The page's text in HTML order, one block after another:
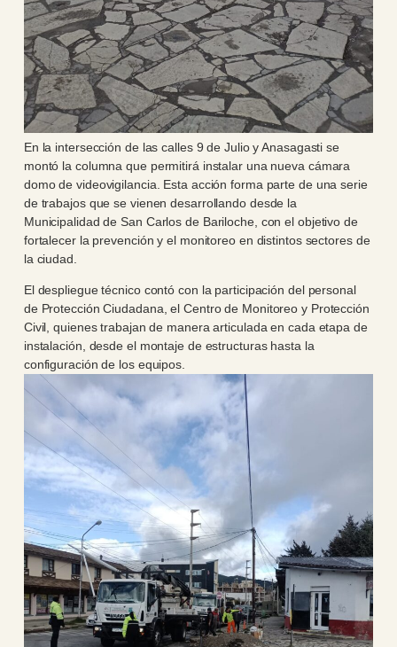
En la intersección de las calles 9 de Julio y Anasagasti se
montó la columna que permitirá instalar una nueva cámara
domo de videovigilancia. Esta acción forma parte de una serie
de trabajos que se vienen desarrollando desde la
Municipalidad de San Carlos de Bariloche, con el objetivo de
fortalecer la prevención y el monitoreo en distintos sectores de
la ciudad.
El despliegue técnico contó con la participación del personal
de Protección Ciudadana, el Centro de Monitoreo y Protección
Civil, quienes trabajan de manera articulada en cada etapa de
instalación, desde el montaje de estructuras hasta la
configuración de los equipos.